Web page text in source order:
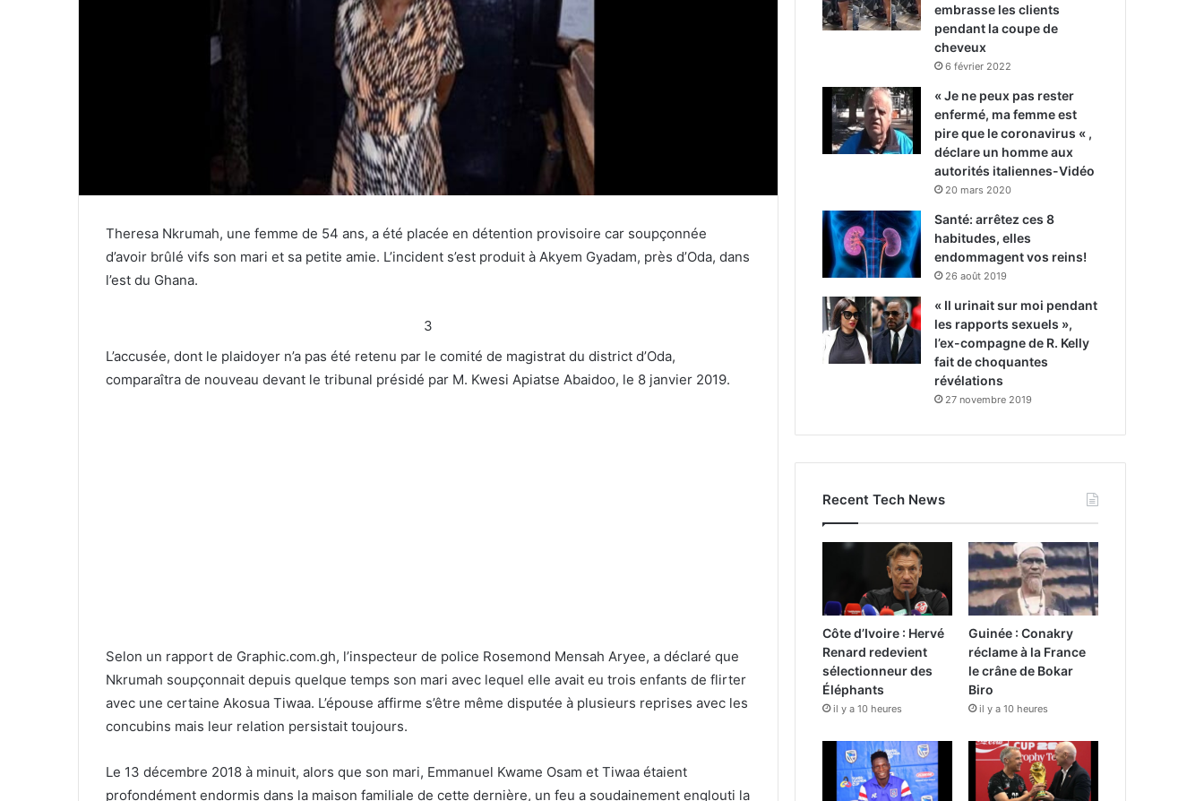
Theresa Nkrumah, une femme de 54 ans, a été placée en détention provisoire car soupçonnée
d’avoir brûlé vifs son mari et sa petite amie. L’incident s’est produit à Akyem Gyadam, près d’Oda, dans
l’est du Ghana.
3
L’accusée, dont le plaidoyer n’a pas été retenu par le comité de magistrat du district d’Oda,
comparaîtra de nouveau devant le tribunal présidé par M. Kwesi Apiatse Abaidoo, le 8 janvier 2019.
Selon un rapport de Graphic.com.gh, l’inspecteur de police Rosemond Mensah Aryee, a déclaré que
Nkrumah soupçonnait depuis quelque temps son mari avec lequel elle avait eu trois enfants de flirter
avec une certaine Akosua Tiwaa. L’épouse affirme s’être même disputée à plusieurs reprises avec les
concubins mais leur relation persistait toujours.
Le 13 décembre 2018 à minuit, alors que son mari, Emmanuel Kwame Osam et Tiwaa étaient
profondément endormis dans la maison familiale de cette dernière, un feu a soudainement englouti la
embrasse les clients
pendant la coupe de
cheveux
6 février 2022
« Je ne peux pas rester
enfermé, ma femme est
pire que le coronavirus « ,
déclare un homme aux
autorités italiennes-Vidéo
20 mars 2020
Santé: arrêtez ces 8
habitudes, elles
endommagent vos reins!
26 août 2019
« Il urinait sur moi pendant
les rapports sexuels »,
l’ex-compagne de R. Kelly
fait de choquantes
révélations
27 novembre 2019
Recent Tech News
Côte d’Ivoire : Hervé
Renard redevient
sélectionneur des
Éléphants
il y a 10 heures
Guinée : Conakry
réclame à la France
le crâne de Bokar
Biro
il y a 10 heures